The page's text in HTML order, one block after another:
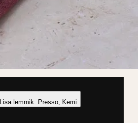
Lisa lemmik: Presso, Kemi